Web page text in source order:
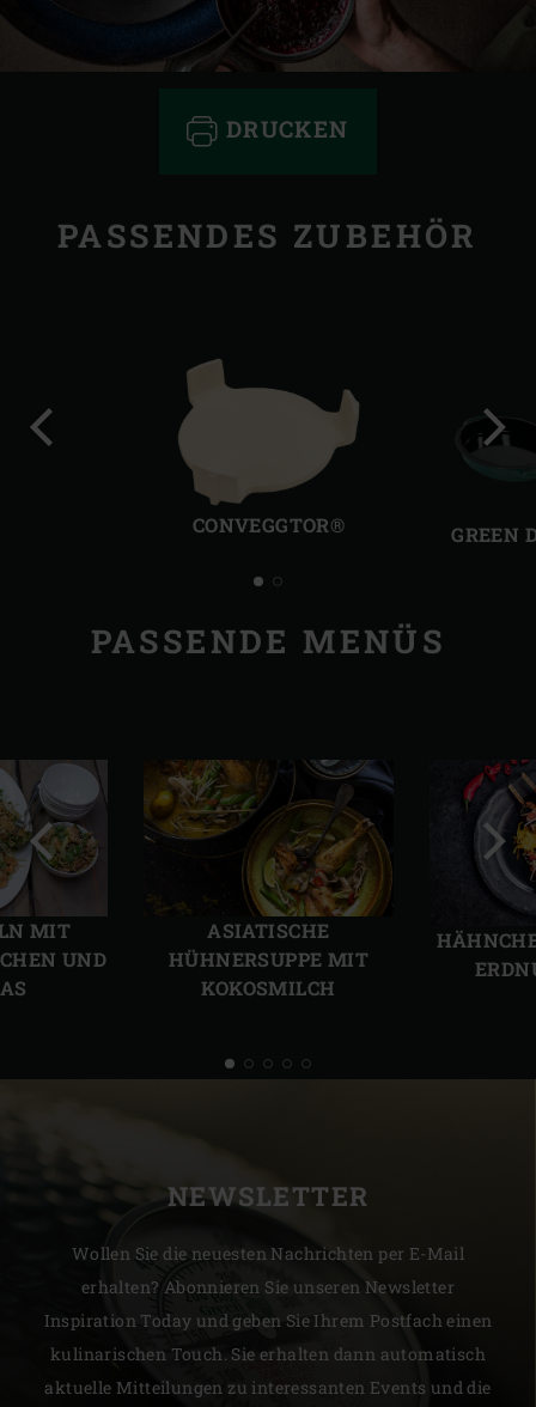
DRUCKEN
PASSENDES ZUBEHÖR
CONVEGGTOR® GREEN
PASSENDE MENÜS
MIT
UND
ASIATISCHE
HÜHNERSUPPE MIT
KOKOSMILCH
Folie
NEWSLETTER
Wollen Sie die neuesten Nachrichten per E-Mail
erhalten? Abonnieren Sie unseren Newsletter
Inspiration Today und geben Sie Ihrem Postfach einen
kulinarischen Touch. Sie erhalten dann automatisch
aktuelle Mitteilungen zu interessanten Events und die